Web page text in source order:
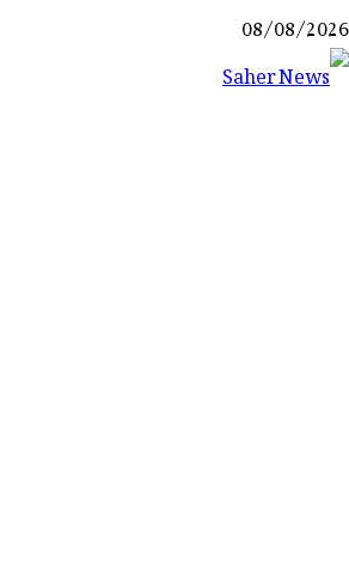
Skip
to
08/08/2026